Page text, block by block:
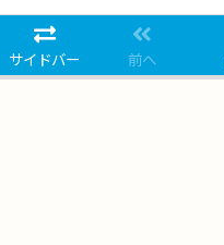
サイドバー 前へ